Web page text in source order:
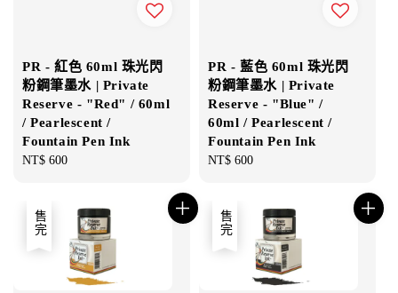
PR - 紅色 60ml 珠光閃
粉鋼筆墨水 | Private
Reserve - "Red" / 60ml
/ Pearlescent /
Fountain Pen Ink
Regular
NT$ 600
PR - 藍色 60ml 珠光閃
粉鋼筆墨水 | Private
Reserve - "Blue" /
60ml / Pearlescent /
Fountain Pen Ink
Regular
NT$ 600
售完 售完